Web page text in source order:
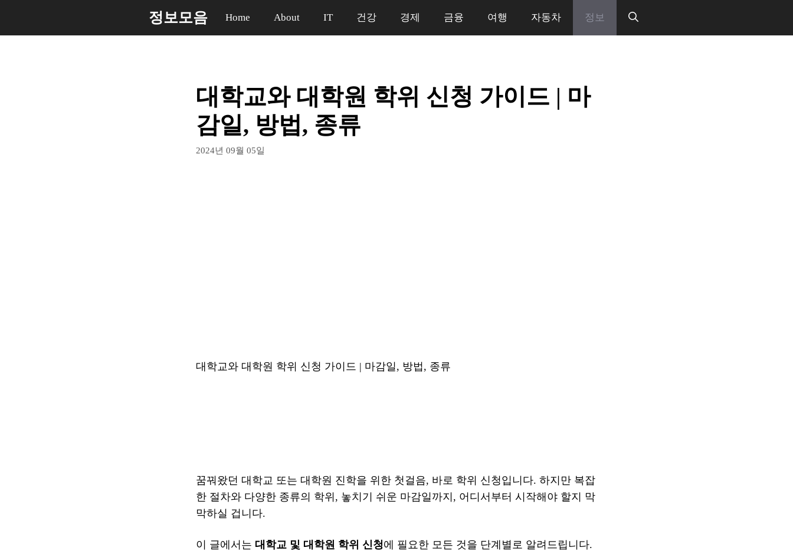
정보모음 Home About IT 건강 경제 금융 여행 자동차 정보
대학교와 대학원 학위 신청 가이드 | 마
감일, 방법, 종류
2024년 09월 05일
대학교와 대학원 학위 신청 가이드 | 마감일, 방법, 종류
꿈꿔왔던 대학교 또는 대학원 진학을 위한 첫걸음, 바로 학위 신청입니다. 하지만 복잡
한 절차와 다양한 종류의 학위, 놓치기 쉬운 마감일까지, 어디서부터 시작해야 할지 막
막하실 겁니다.
이 글에서는 대학교 및 대학원 학위 신청에 필요한 모든 것을 단계별로 알려드립니다.